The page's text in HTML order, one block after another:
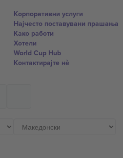
Корпоративни услуги
Најчесто поставувани прашања
Како работи
Хотели
World Cup Hub
Контактирајте нѐ